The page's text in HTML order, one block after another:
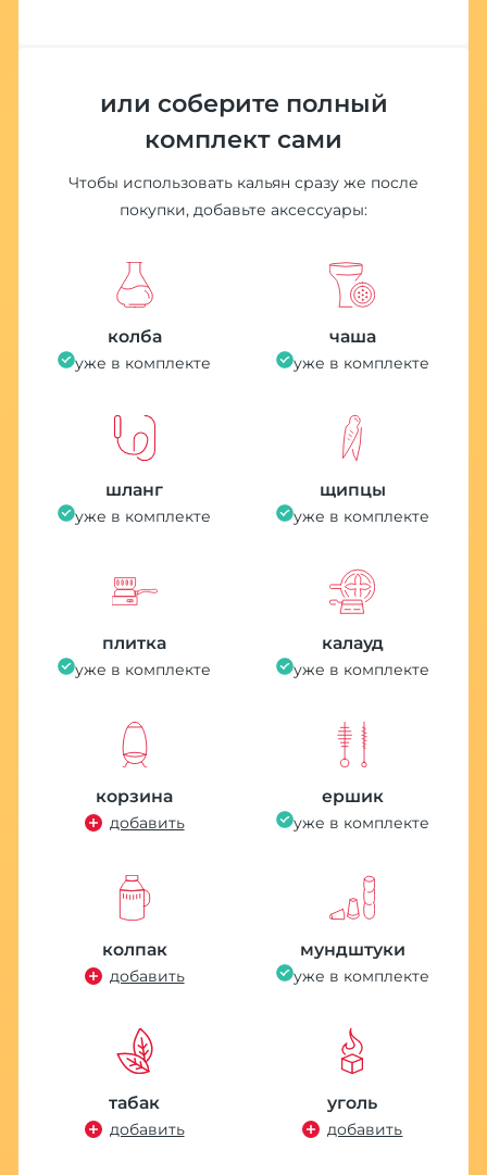
или соберите полный
комплект сами
Чтобы использовать кальян сразу же после
покупки, добавьте аксессуары:
колба
уже в комплекте
чаша
уже в комплекте
шланг
уже в комплекте
щипцы
уже в комплекте
плитка
уже в комплекте
калауд
уже в комплекте
корзина
добавить
ершик
уже в комплекте
колпак
добавить
мундштуки
уже в комплекте
табак
добавить
уголь
добавить